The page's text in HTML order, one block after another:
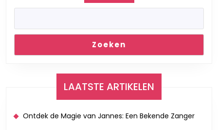
Zoeken
LAATSTE ARTIKELEN
Ontdek de Magie van Jannes: Een Bekende Zanger